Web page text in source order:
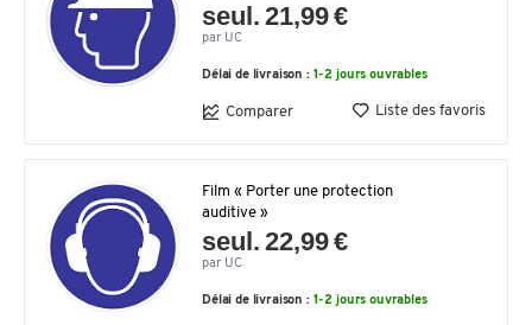
seul. 21,99 €
par UC
Délai de livraison : 1-2 jours ouvrables
Comparer Liste des favoris
Film « Porter une protection
auditive »
seul. 22,99 €
par UC
Délai de livraison : 1-2 jours ouvrables